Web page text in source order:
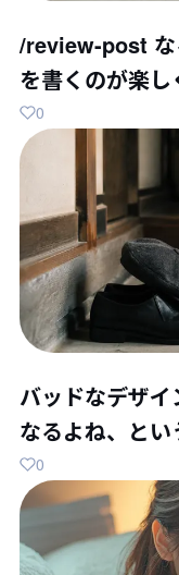
/review-post な
を書くのが楽し
0
バッドなデザ
なるよね、とい
0